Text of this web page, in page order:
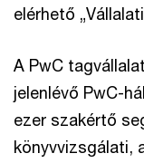
elérhető
A PwC
jelenlévő PwC-
ezer szakértő
könyvvizsgálati,